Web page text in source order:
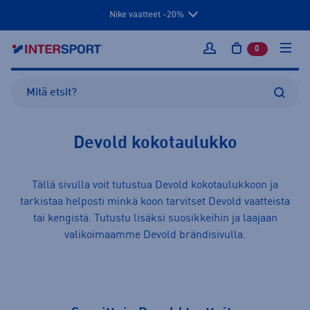
Nike vaatteet -20%
Kirjaudu sisään
0 tuotetta
Devold kokotaulukko
Tällä sivulla voit tutustua Devold kokotaulukkoon ja
tarkistaa helposti minkä koon tarvitset Devold vaatteista
tai kengistä. Tutustu lisäksi suosikkeihin ja laajaan
valikoimaamme Devold brändisivulla.